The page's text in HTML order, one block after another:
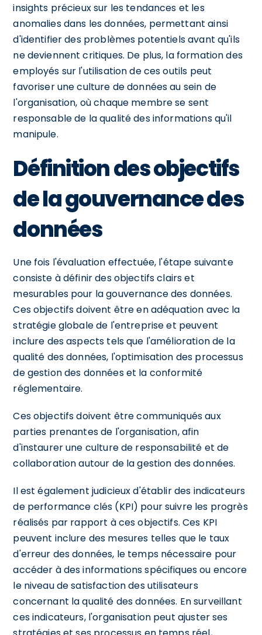
insights précieux sur les tendances et les
anomalies dans les données, permettant ainsi
d'identifier des problèmes potentiels avant qu'ils
ne deviennent critiques. De plus, la formation des
employés sur l'utilisation de ces outils peut
favoriser une culture de données au sein de
l'organisation, où chaque membre se sent
responsable de la qualité des informations qu'il
manipule.
Définition des objectifs
de la gouvernance des
données
Une fois l'évaluation effectuée, l'étape suivante
consiste à définir des objectifs clairs et
mesurables pour la gouvernance des données.
Ces objectifs doivent être en adéquation avec la
stratégie globale de l'entreprise et peuvent
inclure des aspects tels que l'amélioration de la
qualité des données, l'optimisation des processus
de gestion des données et la conformité
réglementaire.
Ces objectifs doivent être communiqués aux
parties prenantes de l'organisation, afin
d'instaurer une culture de responsabilité et de
collaboration autour de la gestion des données.
Il est également judicieux d'établir des indicateurs
de performance clés (KPI) pour suivre les progrès
réalisés par rapport à ces objectifs. Ces KPI
peuvent inclure des mesures telles que le taux
d'erreur des données, le temps nécessaire pour
accéder à des informations spécifiques ou encore
le niveau de satisfaction des utilisateurs
concernant la qualité des données. En surveillant
ces indicateurs, l'organisation peut ajuster ses